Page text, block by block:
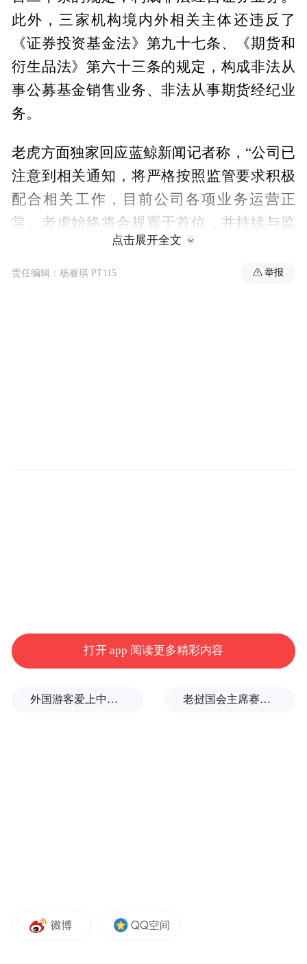
此外，三家机构境内外相关主体还违反了
《证券投资基金法》第九十七条、《期货和
衍生品法》第六十三条的规定，构成非法从
事公募基金销售业务、非法从事期货经纪业
务。
老虎方面独家回应蓝鲸新闻记者称，“公司已
注意到相关通知，将严格按照监管要求积极
配合相关工作，目前公司各项业务运营正
常。老虎始终将合规置于首位，并持续与监
管机构保持密切沟通。”（记者 李丹萍）
点击展开全文
责任编辑：杨睿琪 PT115 举报
打开 app 阅读更多精彩内容
外国游客爱上中国旅拍、汉服和美甲 老挝国会主席赛宋蓬逝世